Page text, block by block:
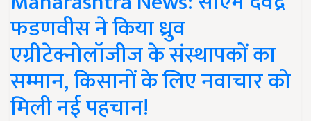
फडणवीस ने किया ध्रुव
एग्रीटेक्नोलॉजीज के संस्थापकों का
सम्मान, किसानों के लिए नवाचार को
मिली नई पहचान!